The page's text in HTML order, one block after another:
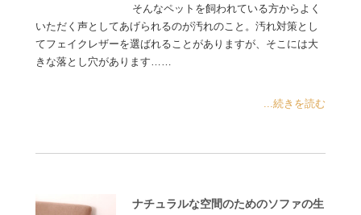
そんなペットを飼われている方からよく
いただく声としてあげられるのが汚れのこと。汚れ対策とし
てフェイクレザーを選ばれることがありますが、そこには大
きな落とし穴があります……
...続きを読む
ナチュラルな空間のためのソファの生